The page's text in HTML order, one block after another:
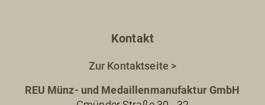
Kontakt
Zur Kontaktseite >
REU Münz- und Medaillenmanufaktur GmbH